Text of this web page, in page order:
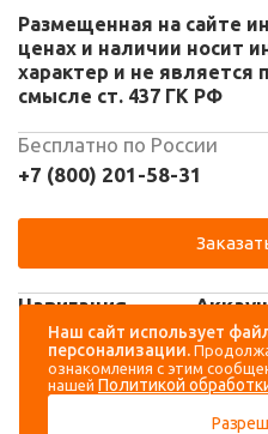
Навигация
Каталог
О компании
Вход
Размещенная на сайте
ценах и наличии носит
характер и не является
смысле ст. 437 ГК РФ
Бесплатно по России
+7 (800) 201-58-31
Наш сайт использует
персонализации.
ознакомления с этим
нашей Политикой